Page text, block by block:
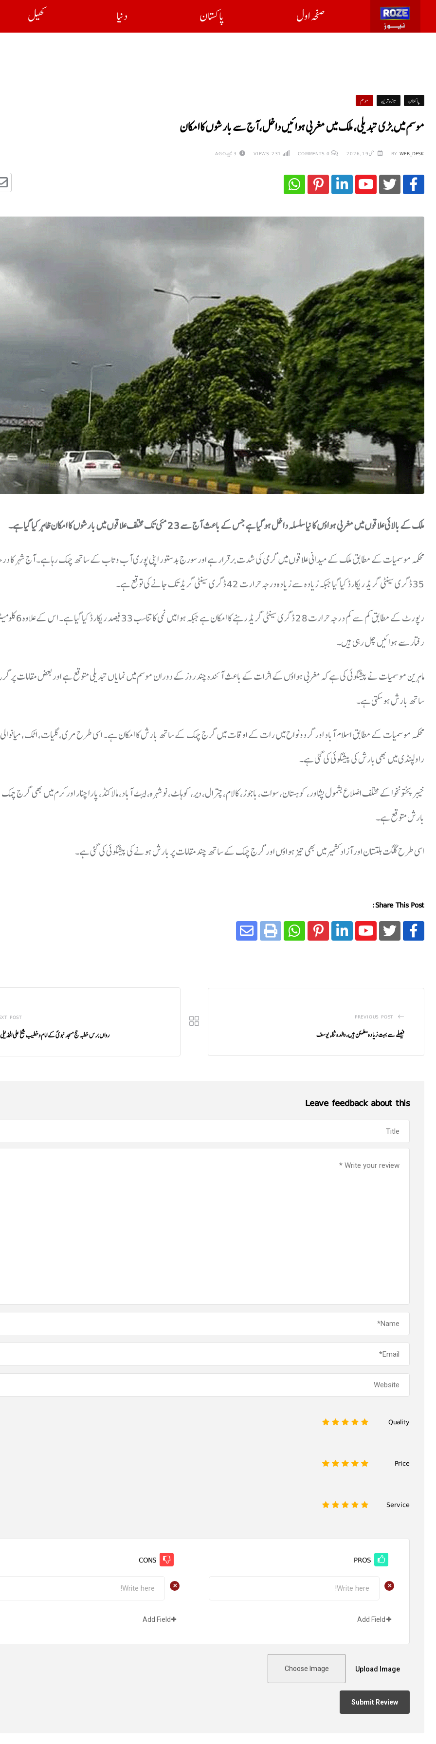
صفحہ اول پاکستان دنیا کھیل
پاکستان تازہ ترین موسم
موسم میں بڑی تبدیلی، ملک میں مغربی ہوائیں داخل، آج سے بارشوں کا امکان
BY WEB_DESK مئی 19, 2026 0
COMMENTS
231 3 مہینے AGO
ملک کے بالائی علاقوں میں مغربی ہواؤں کا نیا سلسلہ داخل ہو گیا ہے جس کے باعث آج سے 23 مئی تک مختلف علاقوں میں بارشوں کا امکان ظاہر کیا گیا ہے۔
محکمہ موسمیات کے مطابق ملک کے میدانی علاقوں میں گرمی کی شدت برقرار ہے اور سورج بدستور اپنی پوری آب و تاب کے ساتھ چمک رہا ہے۔ آج شہر کا
35 ڈگری سینٹی گریڈ ریکارڈ کیا گیا جبکہ زیادہ سے زیادہ درجہ حرارت 42 ڈگری سینٹی گریڈ تک جانے کی توقع ہے۔
رپورٹ کے مطابق کم سے کم درجہ حرارت 28
رفتار سے ہوائیں چل رہی ہیں۔
ماہرین موسمیات نے پیشگوئی کی ہے کہ مغربی ہواؤں کے اثرات کے باعث آئندہ چند روز کے دوران موسم میں نمایاں تبدیلی متوقع ہے اور بعض مقامات
ساتھ بارش ہو سکتی ہے۔
محکمہ موسمیات کے مطابق اسلام آباد اور گردونواح میں رات کے اوقات میں گرج چمک کے ساتھ بارش کا امکان ہے۔ اسی طرح مری، گلیات، اٹک،
راولپنڈی میں بھی بارش کی پیشگوئی کی گئی ہے۔
خیبرپختونخوا کے مختلف اضلاع بشمول پشاور، کوہستان، سوات، باجوڑ، کالام، چترال، دیر، کوہاٹ، نوشہرہ، ایبٹ آباد، مالاکنڈ، پارا چنار اور کرم میں بھی گرج
بارش متوقع ہے۔
اسی طرح گلگت بلتستان اور آزاد کشمیر میں بھی تیز ہواؤں اور گرج چمک کے ساتھ چند مقامات پر بارش ہونے کی پیشگوئی کی گئی ہے۔
Share This Post:
PREVIOUS POST
فیصلے سے بہت زیادہ مطمئن ہیں، والدہ ثناء یوسف
POST
رواں برس خطبہ حج مسجد نبویؐ کے امام وخطیب شیخ علی
Leave feedback about this
Quality
5
4
3
2
Price
5
4
3
2
Service
5
4
3
2
PROS
+
Add Field
CONS
+
Add Field
Upload Image
Choose Image